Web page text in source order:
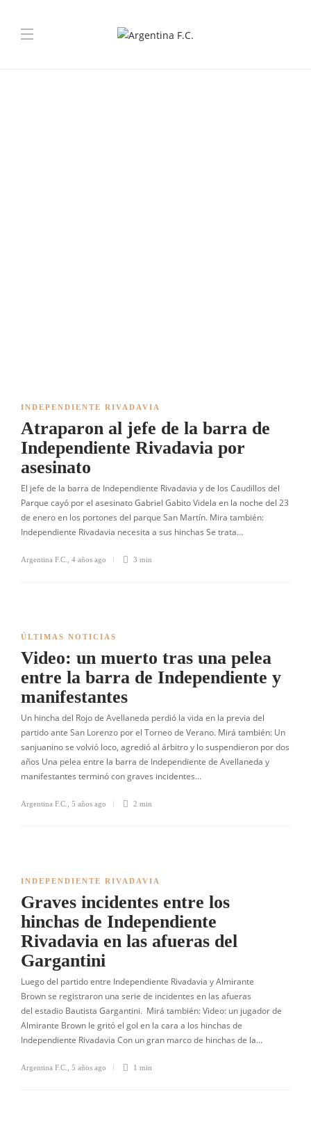
INDEPENDIENTE RIVADAVIA
Atraparon al jefe de la barra de
Independiente Rivadavia por
asesinato
El jefe de la barra de Independiente Rivadavia y de los Caudillos del
Parque cayó por el asesinato Gabriel Gabito Videla en la noche del 23
de enero en los portones del parque San Martín. Mira también:
Independiente Rivadavia necesita a sus hinchas Se trata…
Argentina F.C. 4 años ago 3 min
ÚLTIMAS NOTICIAS
Video: un muerto tras una pelea
entre la barra de Independiente y
manifestantes
Un hincha del Rojo de Avellaneda perdió la vida en la previa del
partido ante San Lorenzo por el Torneo de Verano. Mirá también: Un
sanjuanino se volvió loco, agredió al árbitro y lo suspendieron por dos
años Una pelea entre la barra de Independiente de Avellaneda y
manifestantes terminó con graves incidentes…
Argentina F.C. 5 años ago 2 min
INDEPENDIENTE RIVADAVIA
Graves incidentes entre los
hinchas de Independiente
Rivadavia en las afueras del
Gargantini
Luego del partido entre Independiente Rivadavia y Almirante
Brown se registraron una serie de incidentes en las afueras
del estadio Bautista Gargantini. Mirá también: Video: un jugador de
Almirante Brown le gritó el gol en la cara a los hinchas de
Independiente Rivadavia Con un gran marco de hinchas de la…
Argentina F.C. 5 años ago 1 min